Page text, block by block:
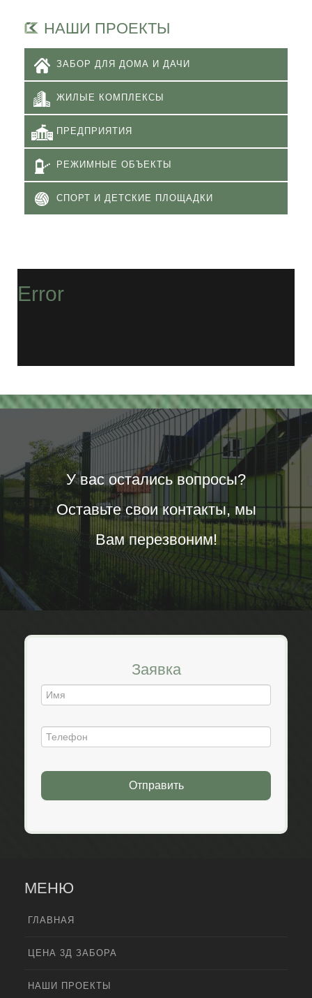
НАШИ ПРОЕКТЫ
ЗАБОР ДЛЯ ДОМА И ДАЧИ
ЖИЛЫЕ КОМПЛЕКСЫ
ПРЕДПРИЯТИЯ
РЕЖИМНЫЕ ОБЪЕКТЫ
СПОРТ И ДЕТСКИЕ ПЛОЩАДКИ
Error
У вас остались вопросы?
Оставьте свои контакты, мы
Вам перезвоним!
Заявка
Отправить
МЕНЮ
ГЛАВНАЯ
ЦЕНА 3Д ЗАБОРА
НАШИ ПРОЕКТЫ